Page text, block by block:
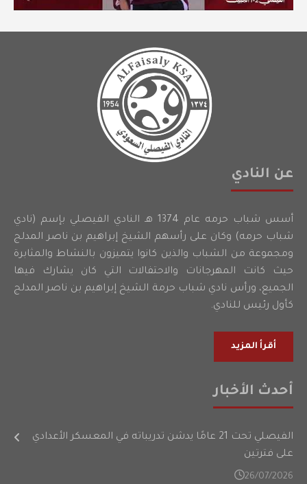
عن النادي
أسس شباب حرمه عام 1374 هـ النادي الفيصلي بإسم (نادي
شباب حرمه) وكان على رأسهم الشيخ إبراهيم بن ناصر المدلج
ومجموعة من الشباب والذين كانوا يتميزون بالنشاط والمثابرة
حيث كانت المهرجانات والاحتفالات التي كان يشارك فيها
الجميع، ورأس نادي شباب حرمة الشيخ إبراهيم بن ناصر المدلج
كأول رئيس للنادي.
أقرأ المزيد
أحدث الأخبار
الفيصلي تحت 21 عامًا يدشن تدريباته في المعسكر الأعدادي
على فترتين
26/07/2026